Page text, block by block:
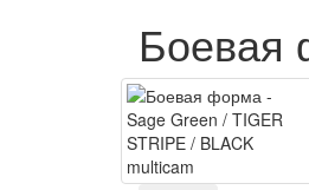
Боевая